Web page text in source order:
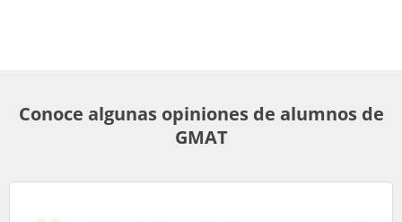
Conoce algunas opiniones de alumnos de
GMAT